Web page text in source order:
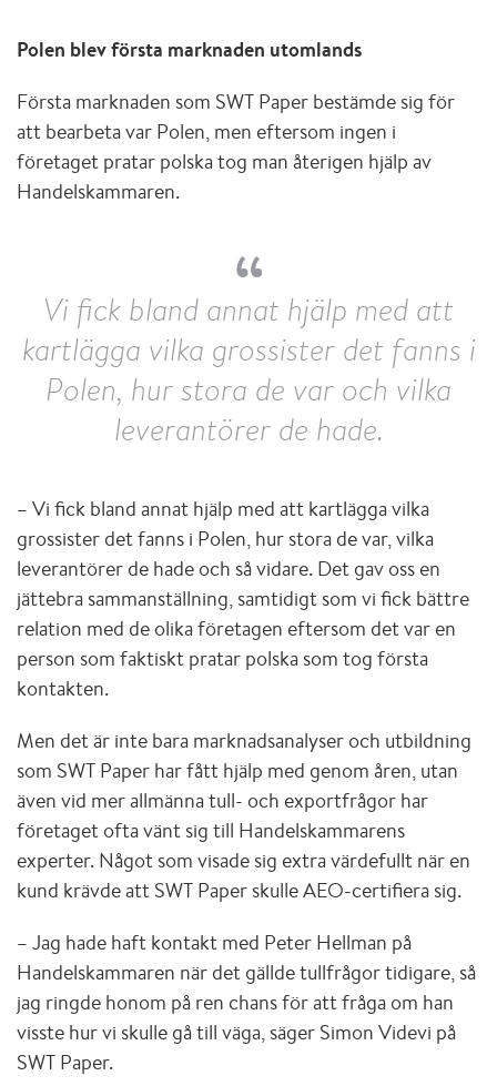
Polen blev första marknaden utomlands
Första marknaden som SWT Paper bestämde sig för
att bearbeta var Polen, men eftersom ingen i
företaget pratar polska tog man återigen hjälp av
Handelskammaren.
Vi fick bland annat hjälp med att
kartlägga vilka grossister det fanns i
Polen, hur stora de var och vilka
leverantörer de hade.
– Vi fick bland annat hjälp med att kartlägga vilka
grossister det fanns i Polen, hur stora de var, vilka
leverantörer de hade och så vidare. Det gav oss en
jättebra sammanställning, samtidigt som vi fick bättre
relation med de olika företagen eftersom det var en
person som faktiskt pratar polska som tog första
kontakten.
Men det är inte bara marknadsanalyser och utbildning
som SWT Paper har fått hjälp med genom åren, utan
även vid mer allmänna tull- och exportfrågor har
företaget ofta vänt sig till Handelskammarens
experter. Något som visade sig extra värdefullt när en
kund krävde att SWT Paper skulle AEO-certifiera sig.
– Jag hade haft kontakt med Peter Hellman på
Handelskammaren när det gällde tullfrågor tidigare, så
jag ringde honom på ren chans för att fråga om han
visste hur vi skulle gå till väga, säger Simon Videvi på
SWT Paper.